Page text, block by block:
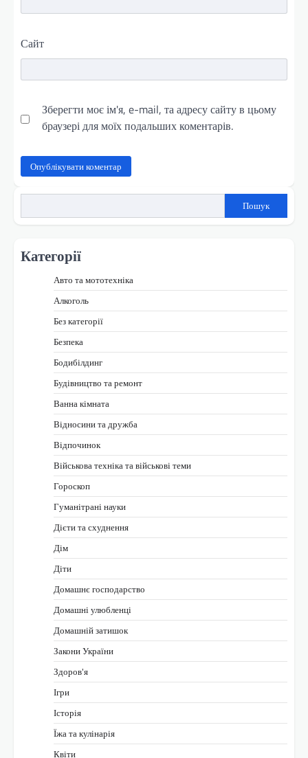
Сайт
Зберегти моє ім'я, e-mail, та адресу сайту в цьому
браузері для моїх подальших коментарів.
Пошук
Категорії
Авто та мототехніка
Алкоголь
Без категорії
Безпека
Бодибілдинг
Будівництво та ремонт
Ванна кімната
Відносини та дружба
Відпочинок
Військова техніка та військові теми
Гороскоп
Гуманітрані науки
Дієти та схуднення
Дім
Діти
Домашнє господарство
Домашні улюбленці
Домашній затишок
Закони України
Здоров'я
Ігри
Історія
Їжа та кулінарія
Квіти